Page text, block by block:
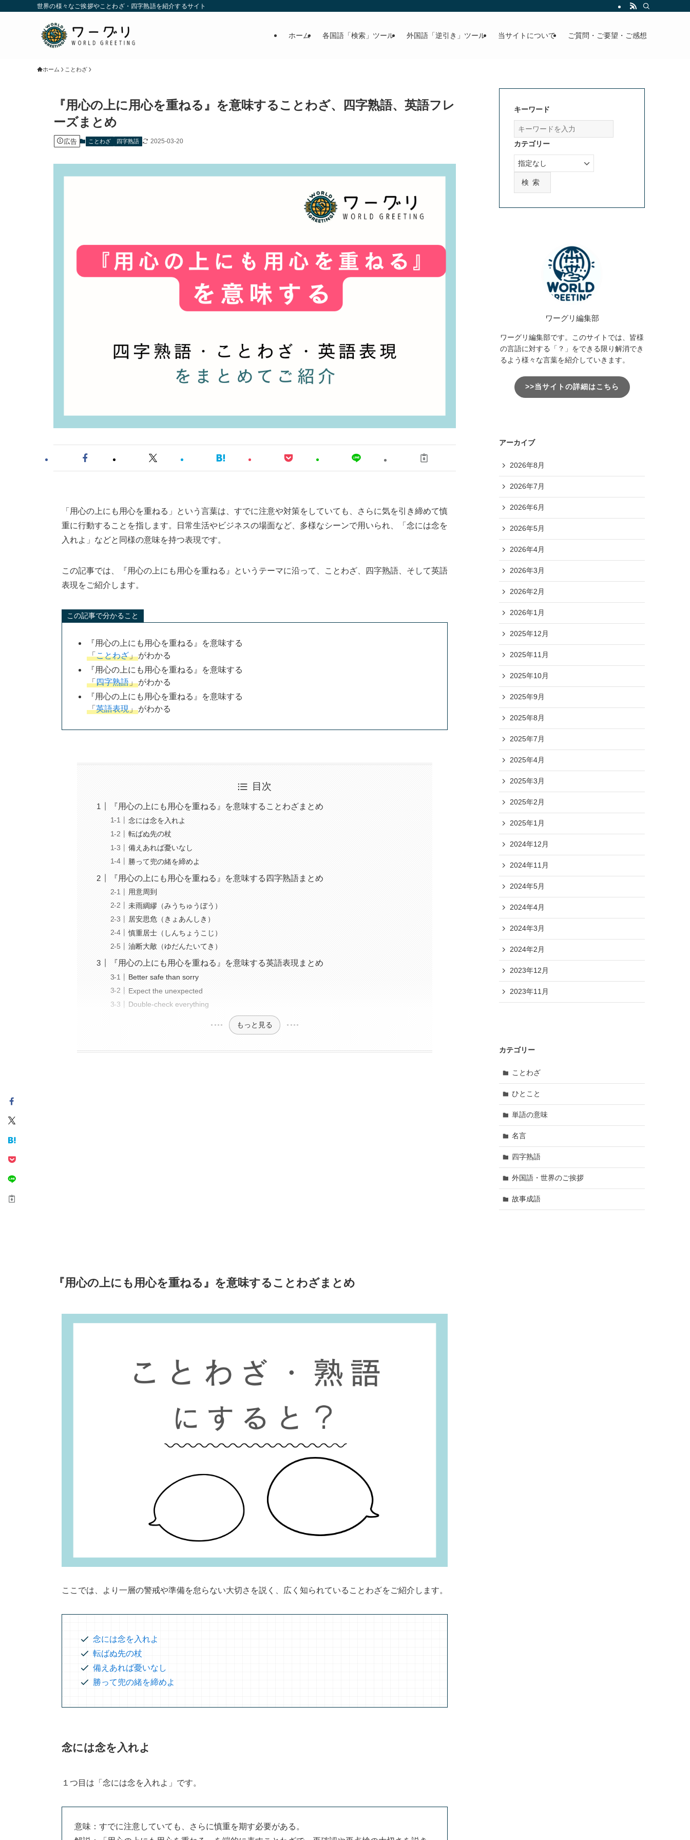
世界の様々なご挨拶やことわざ・四字熟語を紹介するサイト
ホーム 各国語「検索」ツール 外国語「逆引き」ツール 当サイトについて ご質問・ご要望・ご感想
ホーム ことわざ
『用心の上に用心を重ねる』を意味することわざ、四字熟語、英語フレ
ーズまとめ
広告 ことわざ 四字熟語 2025-03-20
「用心の上にも用心を重ねる」という言葉は、すでに注意や対策をしていても、さらに気を引き締めて慎
重に行動することを指します。日常生活やビジネスの場面など、多様なシーンで用いられ、「念には念を
入れよ」などと同様の意味を持つ表現です。
この記事では、『用心の上にも用心を重ねる』というテーマに沿って、ことわざ、四字熟語、そして英語
表現をご紹介します。
この記事で分かること
『用心の上にも用心を重ねる』を意味する
「ことわざ」がわかる
『用心の上にも用心を重ねる』を意味する
「四字熟語」がわかる
『用心の上にも用心を重ねる』を意味する
「英語表現」がわかる
目次
『用心の上にも用心を重ねる』を意味することわざまとめ
念には念を入れよ
転ばぬ先の杖
備えあれば憂いなし
勝って兜の緒を締めよ
『用心の上にも用心を重ねる』を意味する四字熟語まとめ
用意周到
未雨綢繆（みうちゅうぼう）
居安思危（きょあんしき）
慎重居士（しんちょうこじ）
油断大敵（ゆだんたいてき）
『用心の上にも用心を重ねる』を意味する英語表現まとめ
Better safe than sorry
Expect the unexpected
Double-check everything
もっと見る
『用心の上にも用心を重ねる』を意味することわざまとめ
ここでは、より一層の警戒や準備を怠らない大切さを説く、広く知られていることわざをご紹介します。
念には念を入れよ
転ばぬ先の杖
備えあれば憂いなし
勝って兜の緒を締めよ
念には念を入れよ
１つ目は「念には念を入れよ」です。
意味：すでに注意していても、さらに慎重を期す必要がある。
キーワード
カテゴリー
検索
ワーグリ編集部
ワーグリ編集部です。このサイトでは、皆様
の言語に対する「？」をできる限り解消でき
るよう様々な言葉を紹介していきます。
>>当サイトの詳細はこちら
アーカイブ
2026年8月
2026年7月
2026年6月
2026年5月
2026年4月
2026年3月
2026年2月
2026年1月
2025年12月
2025年11月
2025年10月
2025年9月
2025年8月
2025年7月
2025年4月
2025年3月
2025年2月
2025年1月
2024年12月
2024年11月
2024年5月
2024年4月
2024年3月
2024年2月
2023年12月
2023年11月
カテゴリー
ことわざ
ひとこと
単語の意味
名言
四字熟語
外国語・世界のご挨拶
故事成語